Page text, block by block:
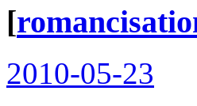
[
2010-05-23